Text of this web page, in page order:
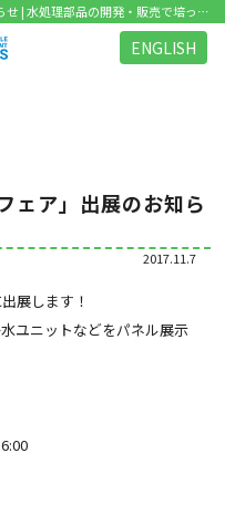
「ビジネス・エンカレッジフェア」出展のお知らせ | 水処理部品の開発・販売で培った独自の技術と微生物研究のノウハウを活かした環境関連ビジネス を展開
ENGLISH
ェア」出展のお知ら
2017.11.7
展します！
ユニットなどをパネル展示